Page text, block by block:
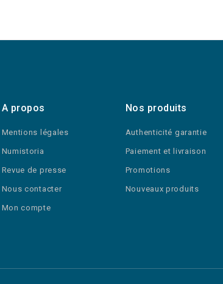
A propos
Mentions légales
Numistoria
Revue de presse
Nous contacter
Mon compte
Nos produits
Authenticité garantie
Paiement et livraison
Promotions
Nouveaux produits